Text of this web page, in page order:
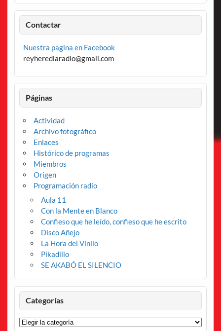
Contactar
Nuestra pagina en Facebook
reyherediaradio@gmail.com
Páginas
Actividad
Archivo fotográfico
Enlaces
Histórico de programas
Miembros
Origen
Programación radio
Aula 11
Con la Mente en Blanco
Confieso que he leído, confieso que he escrito
Disco Añejo
La Hora del Vinilo
Pikadillo
SE AKABÓ EL SILENCIO
Categorías
Categorías